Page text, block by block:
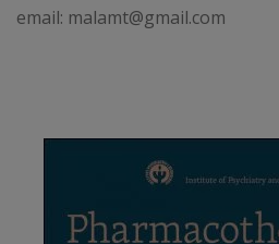
email: malamt@gmail.com